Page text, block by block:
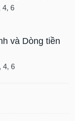
4, 6
và Dòng tiền
4, 6